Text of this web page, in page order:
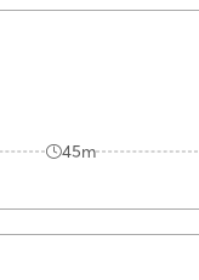
45m